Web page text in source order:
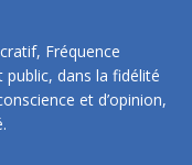
Fréquence
dans la fidélité
et d’opinion,